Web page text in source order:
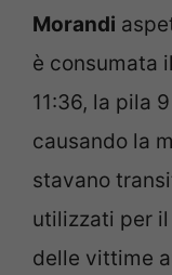
Morandi
è consumata
11:36, la pila
causando la
stavano
utilizzati per
delle vittime